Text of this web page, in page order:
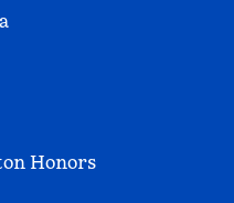
Honors